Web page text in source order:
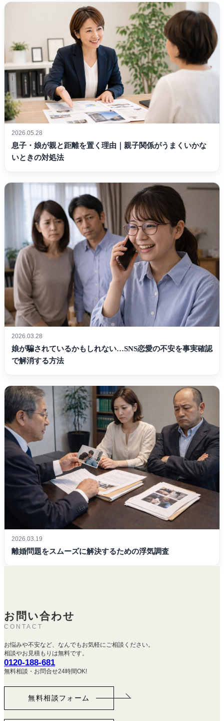
2026.05.28
息子・娘が親と距離を置く理由｜親子関係がうまくいかな
いときの対処法
2026.03.28
娘が騙されているかもしれない…SNS恋愛の不安を事実確認
で解消する方法
2026.03.19
離婚問題をスムーズに解決するための浮気調査
お問い合わせ
CONTACT
お悩みや不安など、なんでもお気軽にご相談ください。
相談やお見積もりは無料です。
0120-188-681
無料相談・お問合せ24時間OK!
無料相談フォーム